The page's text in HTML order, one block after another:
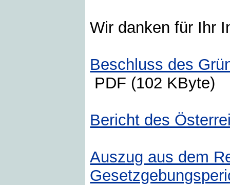
Wir danken für Ihr
Beschluss des
PDF (102 KByte)
Bericht des
Auszug aus dem